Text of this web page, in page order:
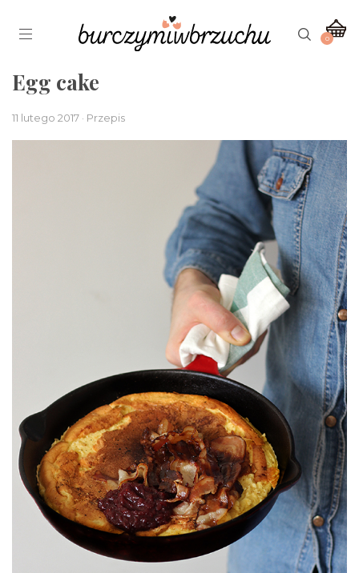
0
Egg cake
11 lutego 2017 · Przepis